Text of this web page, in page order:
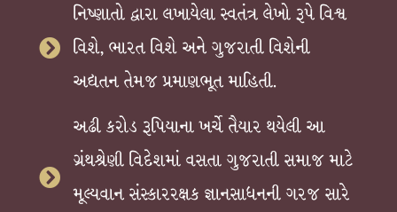
નિષ્ણાતો દ્વારા લખાયેલા સ્વતંત્ર લેખો રૂપે વિશ્વ
વિશે, ભારત વિશે અને ગુજરાતી વિશેની
અદ્યતન તેમજ પ્રમાણભૂત માહિતી.
અઢી કરોડ રૂપિયાના ખર્ચે તૈયાર થયેલી આ
ગ્રંથશ્રેણી વિદેશમાં વસતા ગુજરાતી સમાજ માટે
મૂલ્યવાન સંસ્કારરક્ષક જ્ઞાનસાધનની ગરજ સારે